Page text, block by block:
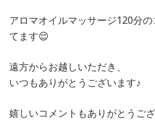
アロマオイルマッサージ120分
てます😌
遠方からお越しいただき、
いつもありがとうございます♪
嬉しいコメントもありがとうご